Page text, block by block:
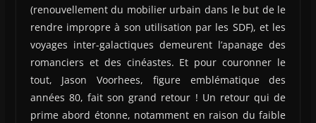
(renouvellement du mobilier urbain dans le but de le
rendre impropre à son utilisation par les SDF), et les
voyages inter-galactiques demeurent l’apanage des
romanciers et des cinéastes. Et pour couronner le
tout, Jason Voorhees, figure emblématique des
années 80, fait son grand retour ! Un retour qui de
prime abord étonne, notamment en raison du faible